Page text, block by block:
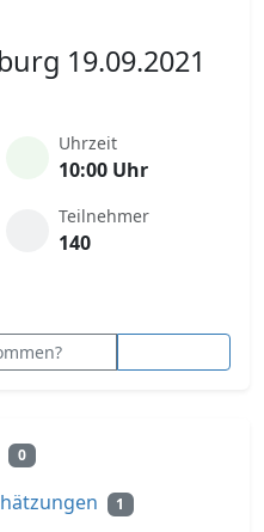
19.09.2021
Uhrzeit
10:00 Uhr
Teilnehmer
140
0
1